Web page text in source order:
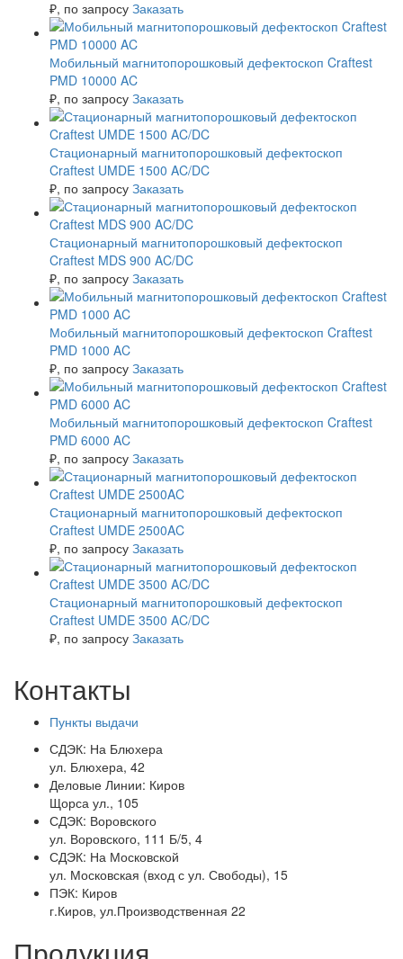
₽, по запросу Заказать
Мобильный магнитопорошковый дефектоскоп Craftest
PMD 10000 AC
₽, по запросу Заказать
Стационарный магнитопорошковый дефектоскоп
Craftest UMDE 1500 AC/DC
₽, по запросу Заказать
Стационарный магнитопорошковый дефектоскоп
Craftest MDS 900 AC/DC
₽, по запросу Заказать
Мобильный магнитопорошковый дефектоскоп Craftest
PMD 1000 AC
₽, по запросу Заказать
Мобильный магнитопорошковый дефектоскоп Craftest
PMD 6000 AC
₽, по запросу Заказать
Стационарный магнитопорошковый дефектоскоп
Craftest UMDE 2500AC
₽, по запросу Заказать
Стационарный магнитопорошковый дефектоскоп
Craftest UMDE 3500 AC/DC
₽, по запросу Заказать
Контакты
Пункты выдачи
СДЭК: На Блюхера
ул. Блюхера, 42
Деловые Линии: Киров
Щорса ул., 105
СДЭК: Воровского
ул. Воровского, 111 Б/5, 4
СДЭК: На Московской
ул. Московская (вход с ул. Свободы), 15
ПЭК: Киров
г.Киров, ул.Производственная 22